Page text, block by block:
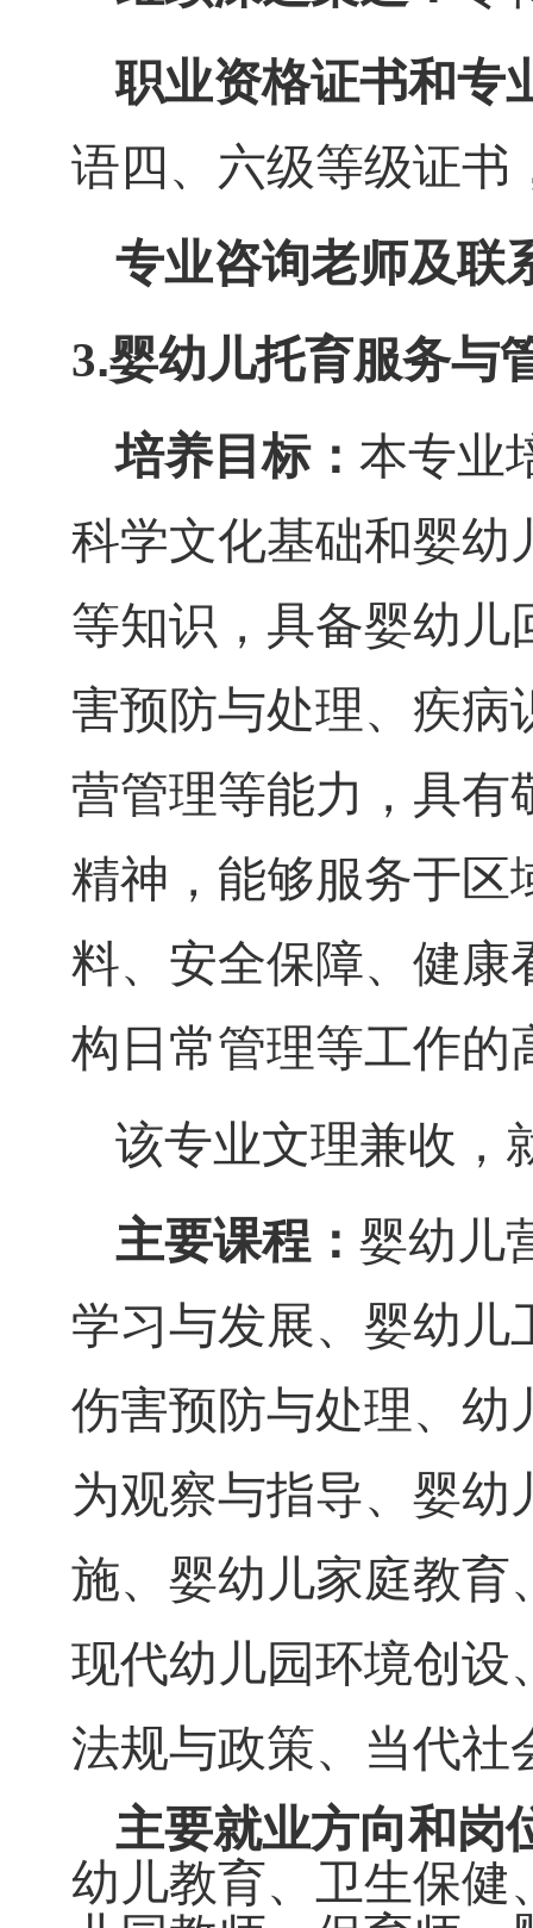
职业资格证书和专
语四、 六级等级证书
专业咨询老师及联
3.婴幼儿托育服务与
培养目标： 本专业
科学文化基础和婴幼
等知识，具备婴幼儿
害预防与处理、疾病
营管理等能力，具有
精神，能够服务于区
料、安全保障、健康
构日常管理等工作的
该专业文理兼收，
主要课程： 婴幼儿
学习与发展、 婴幼儿
伤害预防与处理、幼
为观察与指导、婴
施、婴幼儿家庭教育
现代幼儿园环境创设
法规与政策、当代社
主要就业方向和岗
幼儿教育、卫生保健